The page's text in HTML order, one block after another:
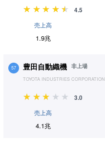
4.5
売上高
1.9兆
57 豊田自動織機 非上場
TOYOTA INDUSTRIES CORPORATION
3.0
売上高
4.1兆